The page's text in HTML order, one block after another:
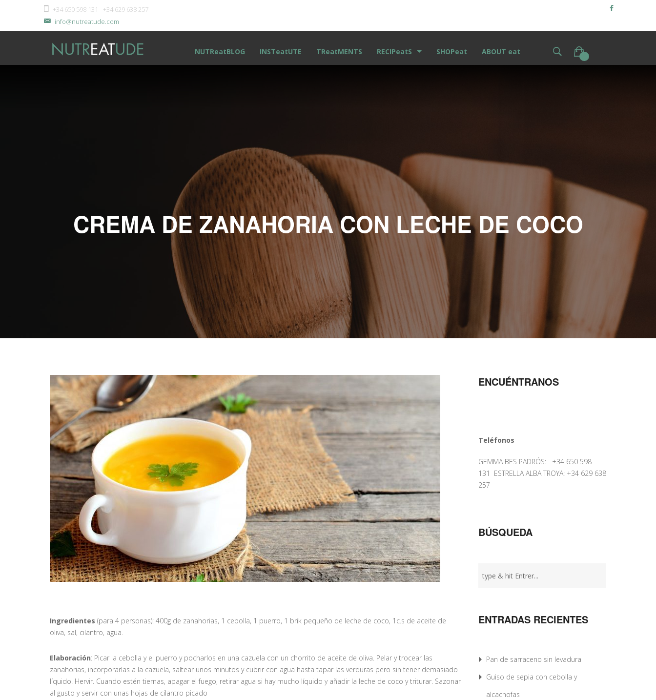
+34 650 598 131 - +34 629 638 257
info@nutreatude.com
NUTReatBLOG INSTeatUTE TReatMENTS RECIPeatS SHOPeat ABOUT eat
CREMA DE ZANAHORIA CON LECHE DE COCO
Ingredientes (para 4 personas): 400g de zanahorias, 1 cebolla, 1 puerro, 1 brik pequeño de leche de coco, 1c.s de aceite de
oliva, sal, cilantro, agua.
Elaboración: Picar la cebolla y el puerro y pocharlos en una cazuela con un chorrito de aceite de oliva. Pelar y trocear las
zanahorias, incorporarlas a la cazuela, saltear unos minutos y cubrir con agua hasta tapar las verduras pero sin tener demasiado
líquido. Hervir. Cuando estén tiernas, apagar el fuego, retirar agua si hay mucho líquido y añadir la leche de coco y triturar. Sazonar
al gusto y servir con unas hojas de cilantro picado
ENCUÉNTRANOS
Teléfonos
GEMMA BES PADRÓS: +34 650 598
131 ESTRELLA ALBA TROYA: +34 629 638
257
BÚSQUEDA
ENTRADAS RECIENTES
Pan de sarraceno sin levadura
Guiso de sepia con cebolla y
alcachofas